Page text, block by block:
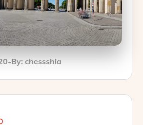
By:chessshia